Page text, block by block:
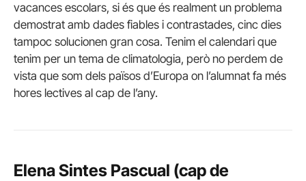
vacances escolars, si és que és realment un problema
demostrat amb dades fiables i contrastades, cinc dies
tampoc solucionen gran cosa. Tenim el calendari que
tenim per un tema de climatologia, però no perdem de
vista que som dels països d’Europa on l’alumnat fa més
hores lectives al cap de l’any.
Elena Sintes Pascual (cap de